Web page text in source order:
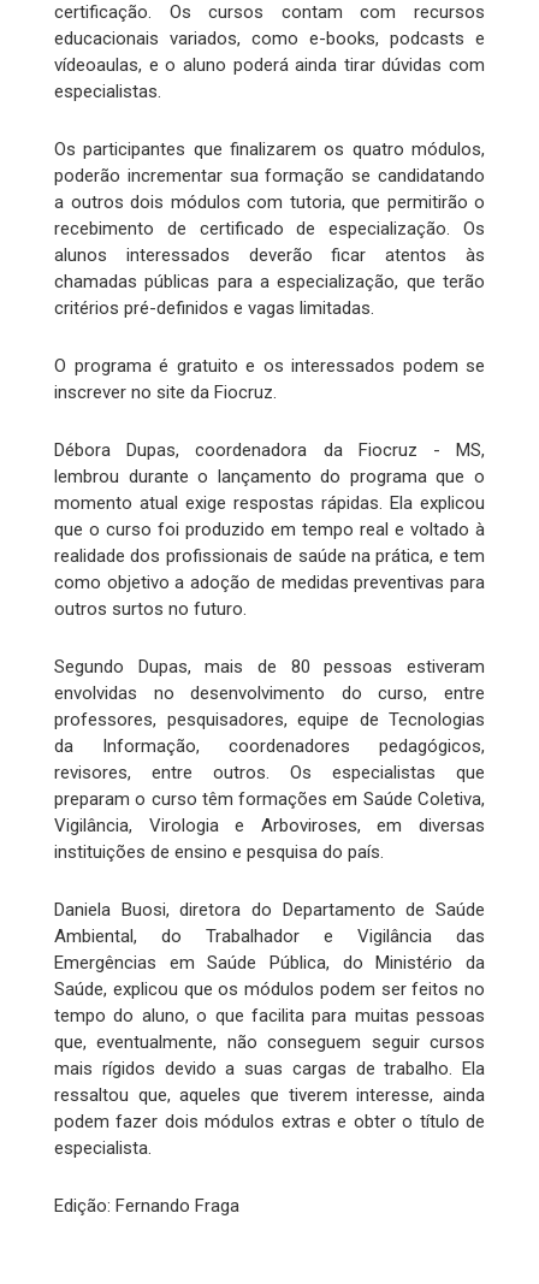
certificação. Os cursos contam com recursos
educacionais variados, como e-books, podcasts e
vídeoaulas, e o aluno poderá ainda tirar dúvidas com
especialistas.
Os participantes que finalizarem os quatro módulos,
poderão incrementar sua formação se candidatando
a outros dois módulos com tutoria, que permitirão o
recebimento de certificado de especialização. Os
alunos interessados deverão ficar atentos às
chamadas públicas para a especialização, que terão
critérios pré-definidos e vagas limitadas.
O programa é gratuito e os interessados podem se
inscrever no site da Fiocruz.
Débora Dupas, coordenadora da Fiocruz - MS,
lembrou durante o lançamento do programa que o
momento atual exige respostas rápidas. Ela explicou
que o curso foi produzido em tempo real e voltado à
realidade dos profissionais de saúde na prática, e tem
como objetivo a adoção de medidas preventivas para
outros surtos no futuro.
Segundo Dupas, mais de 80 pessoas estiveram
envolvidas no desenvolvimento do curso, entre
professores, pesquisadores, equipe de Tecnologias
da Informação, coordenadores pedagógicos,
revisores, entre outros. Os especialistas que
preparam o curso têm formações em Saúde Coletiva,
Vigilância, Virologia e Arboviroses, em diversas
instituições de ensino e pesquisa do país.
Daniela Buosi, diretora do Departamento de Saúde
Ambiental, do Trabalhador e Vigilância das
Emergências em Saúde Pública, do Ministério da
Saúde, explicou que os módulos podem ser feitos no
tempo do aluno, o que facilita para muitas pessoas
que, eventualmente, não conseguem seguir cursos
mais rígidos devido a suas cargas de trabalho. Ela
ressaltou que, aqueles que tiverem interesse, ainda
podem fazer dois módulos extras e obter o título de
especialista.
Edição: Fernando Fraga